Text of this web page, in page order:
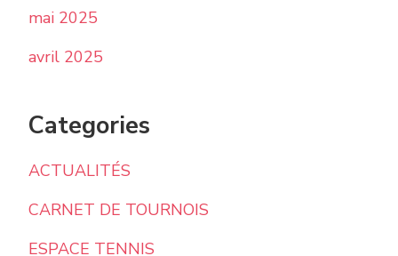
mai 2025
avril 2025
Categories
ACTUALITÉS
CARNET DE TOURNOIS
ESPACE TENNIS